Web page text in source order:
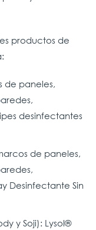
productos de
de paneles,
desinfectantes
de paneles,
Desinfectante Sin
y Soji): Lysol®